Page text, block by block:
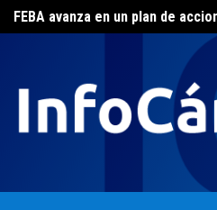
Skip
toEl ERAS continúa con el